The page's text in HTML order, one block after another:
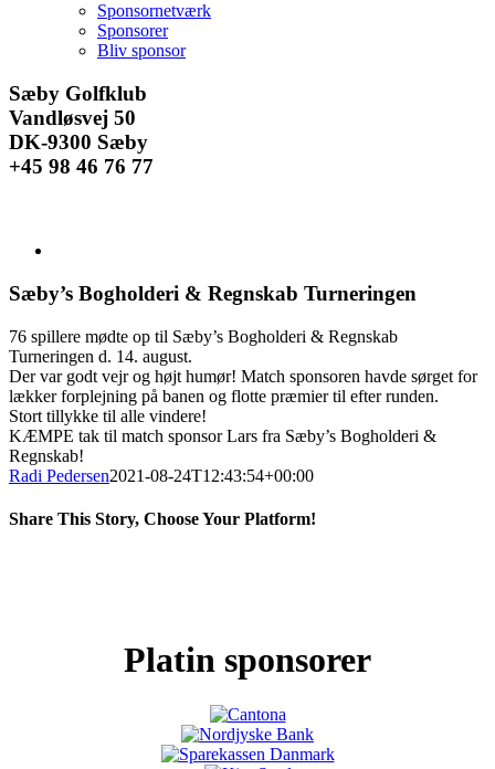
Sponsornetværk
Sponsorer
Bliv sponsor
Facebook
Instagram
E-
mail
Sæby Golfklub
Vandløsvej 50
DK-9300 Sæby
+45 98 46 76 77
billede
Sæby’s Bogholderi & Regnskab Turneringen
76 spillere mødte op til Sæby’s Bogholderi & Regnskab
Turneringen d. 14. august.
Der var godt vejr og højt humør! Match sponsoren havde sørget for
lækker forplejning på banen og flotte præmier til efter runden.
Stort tillykke til alle vindere!
KÆMPE tak til match sponsor Lars fra Sæby’s Bogholderi &
Regnskab!
Radi Pedersen2021-08-24T12:43:54+00:00
Share This Story, Choose Your Platform!
Platin sponsorer